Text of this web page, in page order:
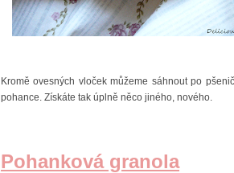
Kromě ovesných vloček můžeme sáhnout po
pohance. Získáte tak úplně něco jiného, nového.
Pohanková granola